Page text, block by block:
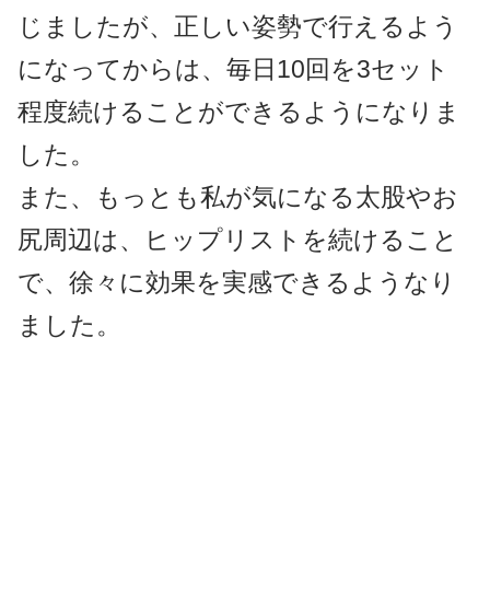
じましたが、正しい姿勢で行えるよう
になってからは、毎日10回を3セット
程度続けることができるようになりま
した。
また、もっとも私が気になる太股やお
尻周辺は、ヒップリストを続けること
で、徐々に効果を実感できるようなり
ました。